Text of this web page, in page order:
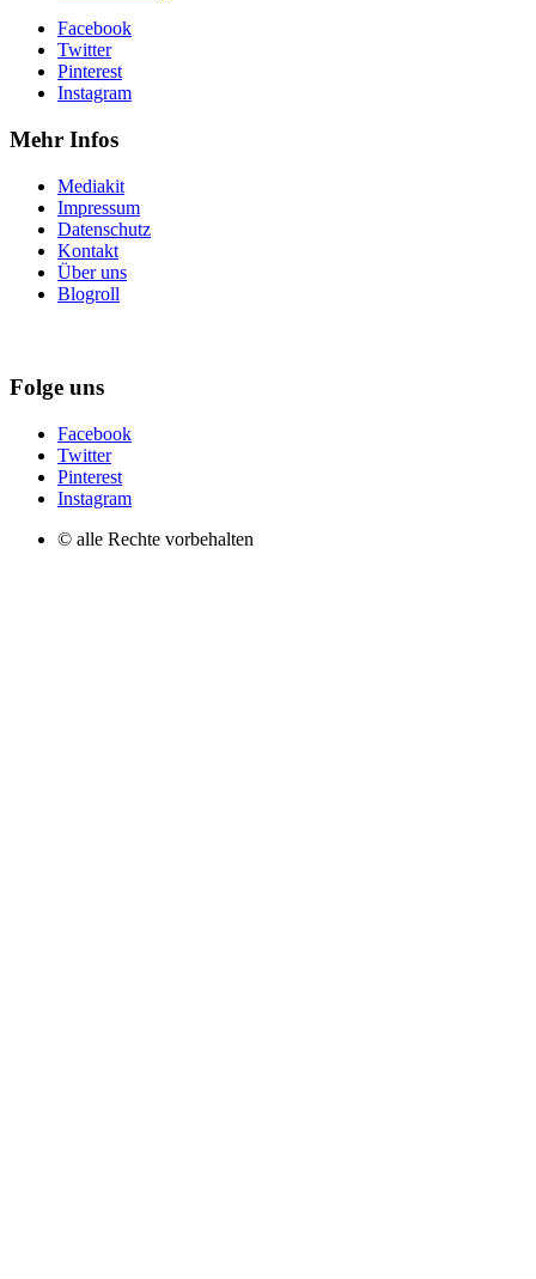
Facebook
Twitter
Pinterest
Instagram
Mehr Infos
Mediakit
Impressum
Datenschutz
Kontakt
Über uns
Blogroll
Folge uns
Facebook
Twitter
Pinterest
Instagram
© alle Rechte vorbehalten